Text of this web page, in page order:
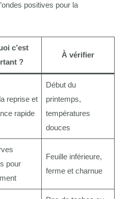
positives pour la
c’est
?
À vérifier
reprise et
rapide
Début du
printemps,
températures
douces
pour
Feuille inférieure,
ferme et charnue